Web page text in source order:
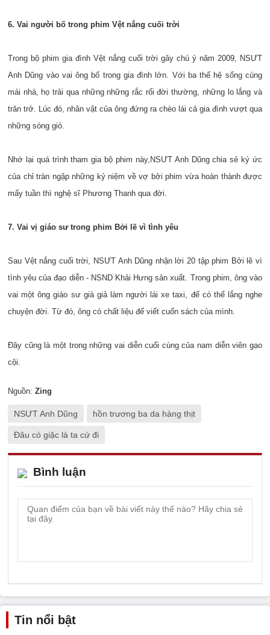
6. Vai người bố trong phim Vệt nắng cuối trời
Trong bộ phim gia đình Vệt nắng cuối trời gây chú ý năm 2009, NSƯT
Anh Dũng vào vai ông bố trong gia đình lớn. Với ba thế hệ sống cùng
mái nhà, họ trải qua những những rắc rối đời thường, những lo lắng và
trăn trở. Lúc đó, nhân vật của ông đứng ra chèo lái cả gia đình vượt qua
những sóng gió.
Nhớ lại quá trình tham gia bộ phim này,NSƯT Anh Dũng chia sẻ ký ức
của chỉ tràn ngập những kỷ niệm về vợ bởi phim vừa hoàn thành được
mấy tuần thì nghệ sĩ Phương Thanh qua đời.
7. Vai vị giáo sư trong phim Bởi lẽ vì tình yêu
Sau Vệt nắng cuối trời, NSƯT Anh Dũng nhận lời 20 tập phim Bởi lẽ vì
tình yêu của đạo diễn - NSND Khải Hưng sản xuất. Trong phim, ông vào
vai một ông giáo sư già giả làm người lái xe taxi, để có thể lắng nghe
chuyện đời. Từ đó, ông có chất liệu để viết cuốn sách của mình.
Đây cũng là một trong những vai diễn cuối cùng của nam diễn viên gạo
cội.
Nguồn: Zing
NSƯT Anh Dũng hồn trương ba da hàng thịt
Đâu có giặc là ta cứ đi
Bình luận
Tin nổi bật